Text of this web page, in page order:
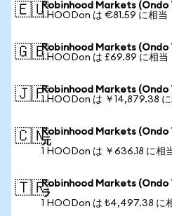
🇪🇺Robinhood Markets (Ondo
1 HOODon は €81.59 に相当
🇬🇧Robinhood Markets (Ondo
1 HOODon は £69.89 に相当
🇯🇵Robinhood Markets (Ondo
1 HOODon は ￥14,879.38 に
🇨🇳Robinhood Markets (Ondo
元
1 HOODon は ￥636.18 に相
🇹🇷Robinhood Markets (Ondo
ラ
1 HOODon は ₺4,497.38 に